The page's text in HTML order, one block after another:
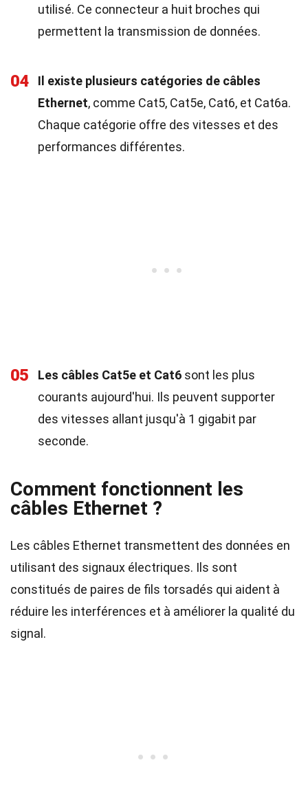
utilisé. Ce connecteur a huit broches qui
permettent la transmission de données.
04
Il existe plusieurs catégories de câbles
Ethernet, comme Cat5, Cat5e, Cat6, et Cat6a.
Chaque catégorie offre des vitesses et des
performances différentes.
05 Les câbles Cat5e et Cat6 sont les plus
courants aujourd'hui. Ils peuvent supporter
des vitesses allant jusqu'à 1 gigabit par
seconde.
Comment fonctionnent les
câbles Ethernet ?
Les câbles Ethernet transmettent des données en
utilisant des signaux électriques. Ils sont
constitués de paires de fils torsadés qui aident à
réduire les interférences et à améliorer la qualité du
signal.